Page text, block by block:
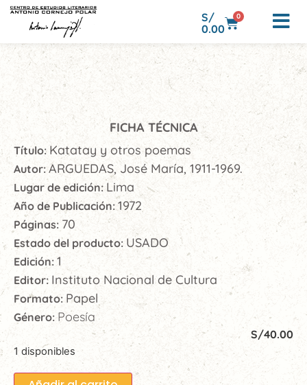
S/
0.00
0
FICHA TÉCNICA
Título: Katatay y otros poemas
Autor: ARGUEDAS, José María, 1911-1969.
Lugar de edición: Lima
Año de Publicación:1972
Páginas: 70
Estado del producto: USADO
Edición: 1
Editor: Instituto Nacional de Cultura
Formato: Papel
Género: Poesía
S/40.00
1 disponibles